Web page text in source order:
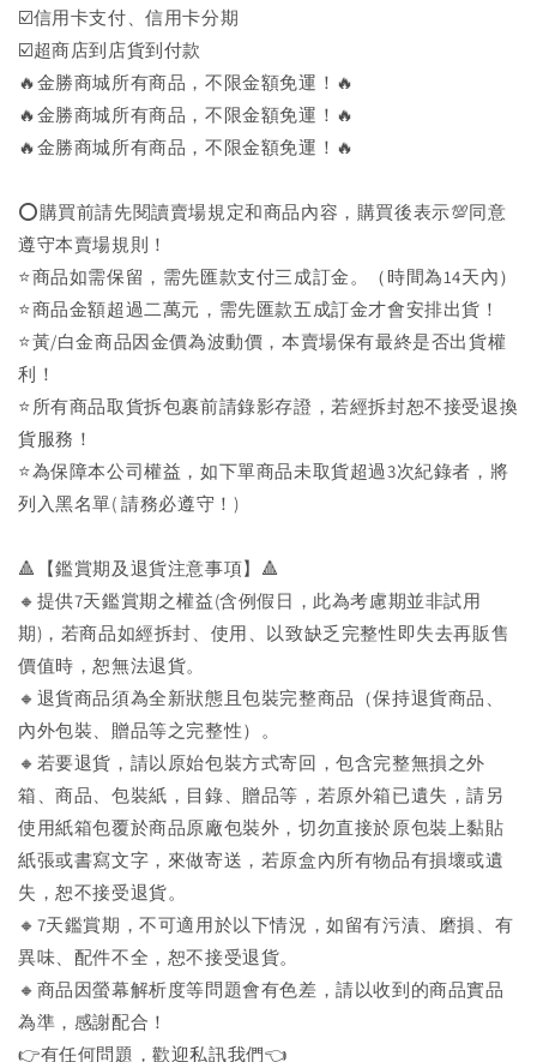
☑️信用卡支付、信用卡分期
☑️超商店到店貨到付款
🔥金勝商城所有商品，不限金額免運！🔥
🔥金勝商城所有商品，不限金額免運！🔥
🔥金勝商城所有商品，不限金額免運！🔥
⭕購買前請先閱讀賣場規定和商品內容，購買後表示💯同意
遵守本賣場規則！
⭐商品如需保留，需先匯款支付三成訂金。（時間為14天內）
⭐商品金額超過二萬元，需先匯款五成訂金才會安排出貨！
⭐黃/白金商品因金價為波動價，本賣場保有最終是否出貨權
利！
⭐️所有商品取貨拆包裹前請錄影存證，若經拆封恕不接受退換
貨服務！
⭐為保障本公司權益，如下單商品未取貨超過3次紀錄者，將
列入黑名單( 請務必遵守！)
🔺【鑑賞期及退貨注意事項】🔺
🔸提供7天鑑賞期之權益(含例假日，此為考慮期並非試用
期)，若商品如經拆封、使用、以致缺乏完整性即失去再販售
價值時，恕無法退貨。
🔸退貨商品須為全新狀態且包裝完整商品（保持退貨商品、
內外包裝、贈品等之完整性）。
🔸若要退貨，請以原始包裝方式寄回，包含完整無損之外
箱、商品、包裝紙，目錄、贈品等，若原外箱已遺失，請另
使用紙箱包覆於商品原廠包裝外，切勿直接於原包裝上黏貼
紙張或書寫文字，來做寄送，若原盒內所有物品有損壞或遺
失，恕不接受退貨。
🔸7天鑑賞期，不可適用於以下情況，如留有污漬、磨損、有
異味、配件不全，恕不接受退貨。
🔸商品因螢幕解析度等問題會有色差，請以收到的商品實品
為準，感謝配合！
👉️有任何問題，歡迎私訊我們👈️